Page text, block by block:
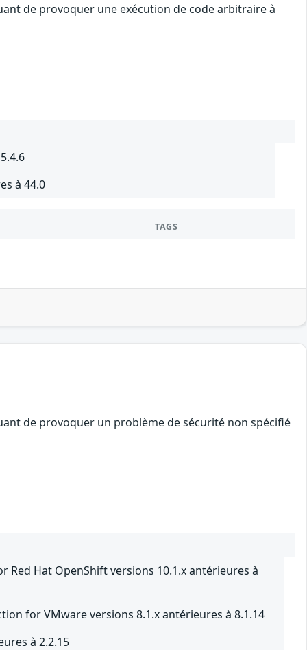
de provoquer une exécution de code arbitraire à
à 44.0
TAGS
de provoquer un problème de sécurité non spécifié
Red Hat OpenShift versions 10.1.x antérieures à
for VMware versions 8.1.x antérieures à 8.1.14
à 2.2.15